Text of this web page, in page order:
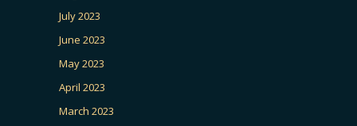
July 2023
June 2023
May 2023
April 2023
March 2023